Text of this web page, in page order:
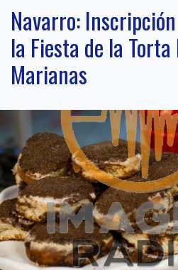
Navarro:
la Fiesta de la
Marianas